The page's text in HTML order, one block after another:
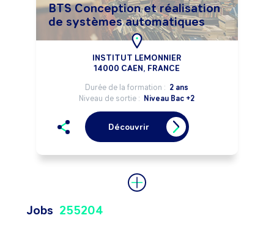
BTS Conception et réalisation
de systèmes automatiques
INSTITUT LEMONNIER
14000 CAEN, FRANCE
Durée de la formation : 2 ans
Niveau de sortie : Niveau Bac +2
Découvrir
Jobs 255204